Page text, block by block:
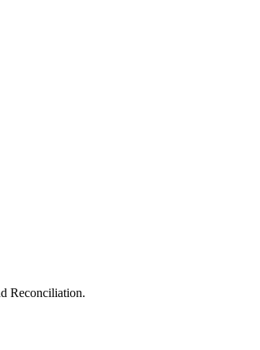
Reconciliation.